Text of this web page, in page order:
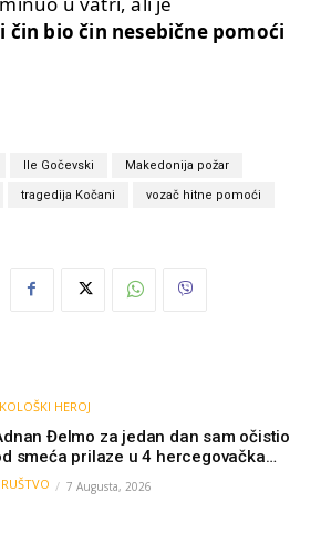
čin bio čin nesebične pomoći
Ile Gočevski Makedonija požar
tragedija Kočani vozač hitne pomoći
HEROJ
Đelmo za jedan dan sam očistio
smeća prilaze u 4 hercegovačka
“Danas nisam čistio samo smeće,
čistio sam sliku o nama”
7 Augusta, 2026